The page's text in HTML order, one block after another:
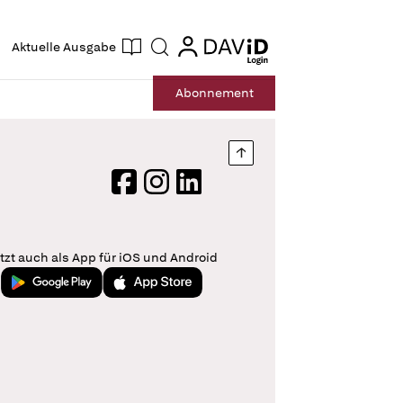
Aktuelle Ausgabe Suche login
login
Abonnement
Nach oben springen
FacebookInstagram
LinkedIn
auch als App für iOS und Android
Jetzt bei Google PlayLaden im App Store